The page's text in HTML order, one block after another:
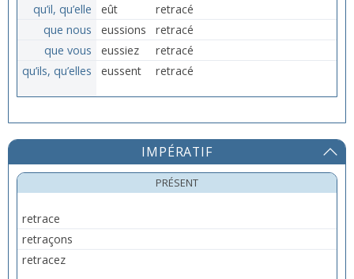
qu’il, qu’elle
eût
retracé
que nous
eussions
retracé
que vous
eussiez
retracé
qu’ils, qu’elles
eussent retracé
IMPÉRATIF
PRÉSENT
retrace
retraçons
retracez